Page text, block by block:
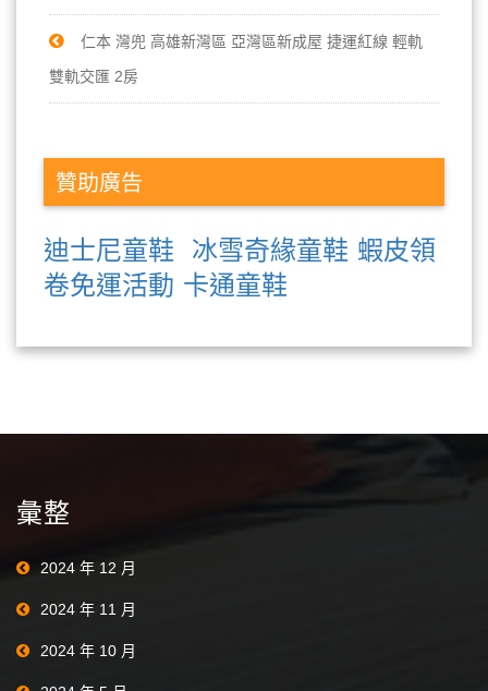
仁本 灣兜 高雄新灣區 亞灣區新成屋 捷運紅線 輕軌
雙軌交匯 2房
贊助廣告
迪士尼童鞋 冰雪奇緣童鞋 蝦皮領
卷免運活動 卡通童鞋
彙整
2024 年 12 月
2024 年 11 月
2024 年 10 月